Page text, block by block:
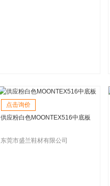
点击询价
供应粉白色MOONTEX516中底板
东莞市盛兰鞋材有限公司